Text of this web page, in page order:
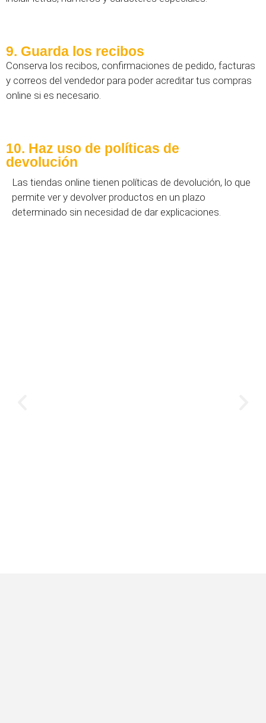
9. Guarda los recibos
Conserva los recibos, confirmaciones de pedido, facturas
y correos del vendedor para poder acreditar tus compras
online si es necesario.
10. Haz uso de políticas de
devolución
Las tiendas online tienen políticas de devolución, lo que
permite ver y devolver productos en un plazo
determinado sin necesidad de dar explicaciones.